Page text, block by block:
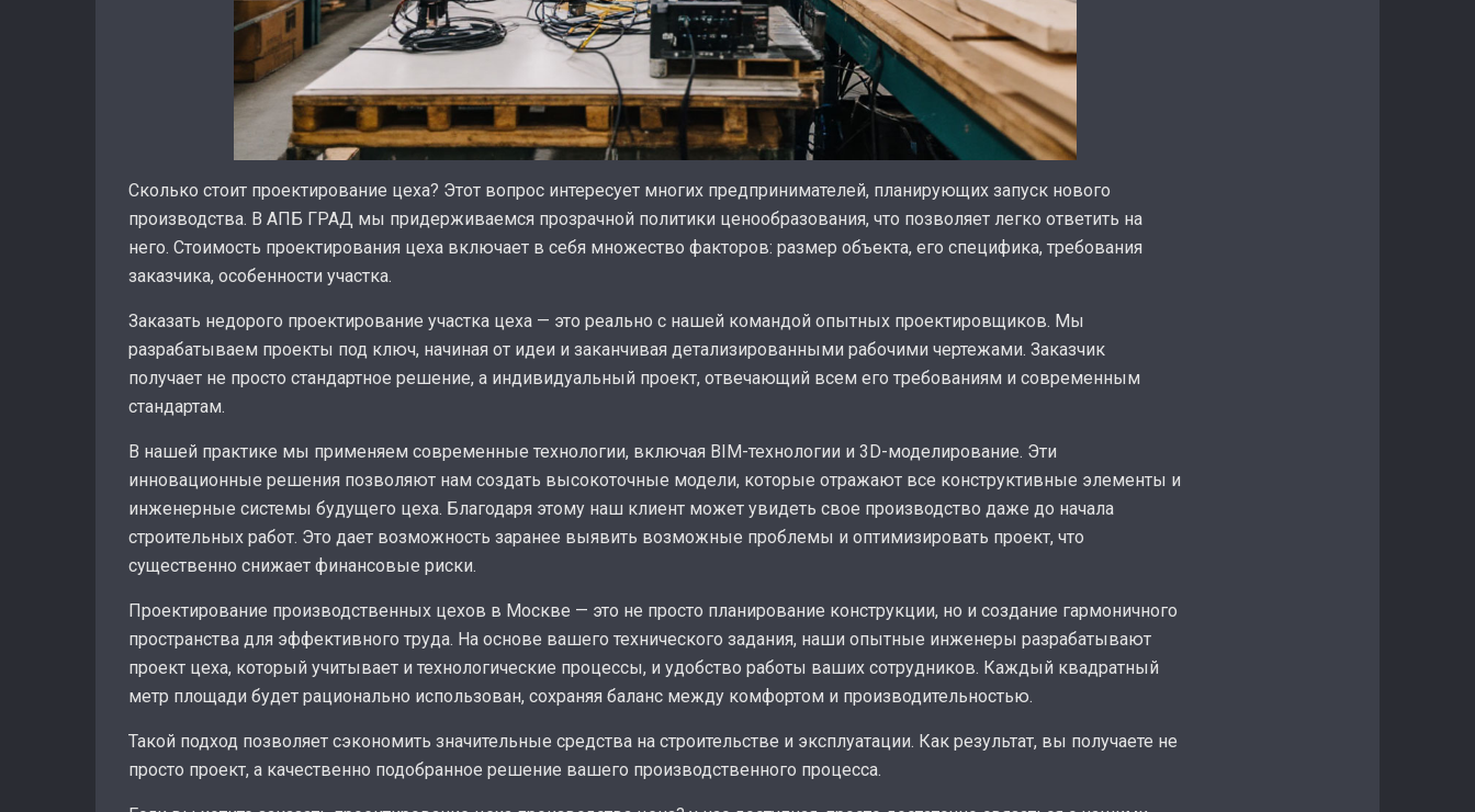
Сколько стоит проектирование цеха? Этот вопрос интересует многих предпринимателей, планирующих запуск нового
производства. В АПБ ГРАД мы придерживаемся прозрачной политики ценообразования, что позволяет легко ответить на
него. Стоимость проектирования цеха включает в себя множество факторов: размер объекта, его специфика, требования
заказчика, особенности участка.
Заказать недорого проектирование участка цеха — это реально с нашей командой опытных проектировщиков. Мы
разрабатываем проекты под ключ, начиная от идеи и заканчивая детализированными рабочими чертежами. Заказчик
получает не просто стандартное решение, а индивидуальный проект, отвечающий всем его требованиям и современным
стандартам.
В нашей практике мы применяем современные технологии, включая BIM-технологии и 3D-моделирование. Эти
инновационные решения позволяют нам создать высокоточные модели, которые отражают все конструктивные элементы и
инженерные системы будущего цеха. Благодаря этому наш клиент может увидеть свое производство даже до начала
строительных работ. Это дает возможность заранее выявить возможные проблемы и оптимизировать проект, что
существенно снижает финансовые риски.
Проектирование производственных цехов в Москве — это не просто планирование конструкции, но и создание гармоничного
пространства для эффективного труда. На основе вашего технического задания, наши опытные инженеры разрабатывают
проект цеха, который учитывает и технологические процессы, и удобство работы ваших сотрудников. Каждый квадратный
метр площади будет рационально использован, сохраняя баланс между комфортом и производительностью.
Такой подход позволяет сэкономить значительные средства на строительстве и эксплуатации. Как результат, вы получаете не
просто проект, а качественно подобранное решение вашего производственного процесса.